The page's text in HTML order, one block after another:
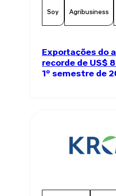
Soy Agribusiness
Exportações do
recorde de US$
1º semestre de